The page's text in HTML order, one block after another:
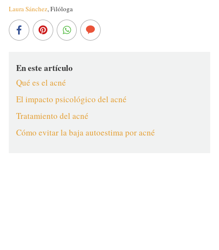
Laura Sánchez,Filóloga
En este artículo
Qué es el acné
El impacto psicológico del acné
Tratamiento del acné
Cómo evitar la baja autoestima por acné